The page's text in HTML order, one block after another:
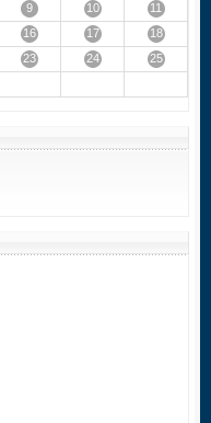
9 10
11
16 17
18
23 24
25